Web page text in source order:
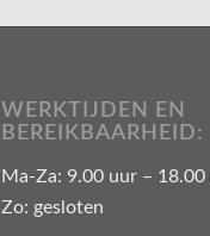
WERKTIJDEN EN
BEREIKBAARHEID:
Ma-Za: 9.00 uur – 18.00
Zo: gesloten